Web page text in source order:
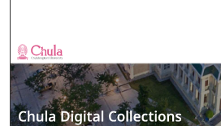
Browse
My